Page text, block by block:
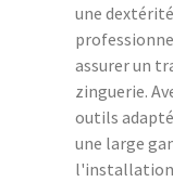
une
assurer un
zinguerie.
outils
une large